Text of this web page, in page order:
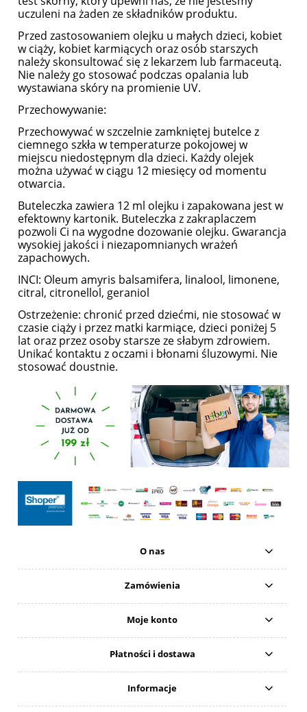
uczuleni na żaden ze składników produktu.
Przed zastosowaniem olejku u małych dzieci, kobiet
w ciąży, kobiet karmiących oraz osób starszych
należy skonsultować się z lekarzem lub farmaceutą.
Nie należy go stosować podczas opalania lub
wystawiana skóry na promienie UV.
Przechowywanie:
Przechowywać w szczelnie zamkniętej butelce z
ciemnego szkła w temperaturze pokojowej w
miejscu niedostępnym dla dzieci. Każdy olejek
można używać w ciągu 12 miesięcy od momentu
otwarcia.
Buteleczka zawiera 12 ml olejku i zapakowana jest w
efektowny kartonik. Buteleczka z zakraplaczem
pozwoli Ci na wygodne dozowanie olejku. Gwarancja
wysokiej jakości i niezapomnianych wrażeń
zapachowych.
INCI: Oleum amyris balsamifera, linalool, limonene,
citral, citronellol, geraniol
Ostrzeżenie: chronić przed dziećmi, nie stosować w
czasie ciąży i przez matki karmiące, dzieci poniżej 5
lat oraz przez osoby starsze ze słabym zdrowiem.
Unikać kontaktu z oczami i błonami śluzowymi. Nie
stosować doustnie.
O nas
Zamówienia
Moje konto
Płatności i dostawa
Informacje